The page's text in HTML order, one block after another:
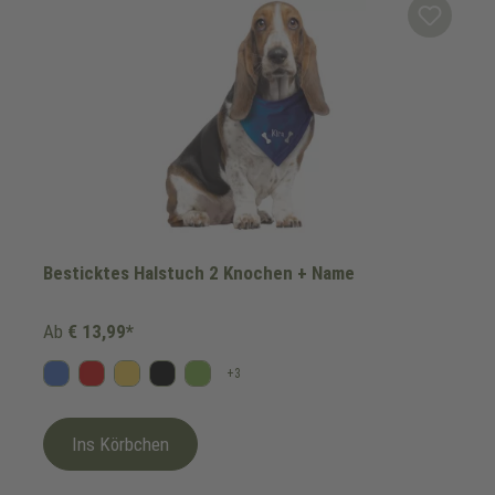
Besticktes Halstuch 2 Knochen + Name
BlauRot GelbSchwarz
Kiwi
+3
Ab € 13,99*
Ins Körbchen